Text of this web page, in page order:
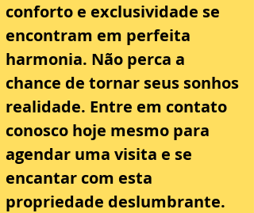
conforto e exclusividade se
encontram em perfeita
harmonia. Não perca a
chance de tornar seus sonhos
realidade. Entre em contato
conosco hoje mesmo para
agendar uma visita e se
encantar com esta
propriedade deslumbrante.